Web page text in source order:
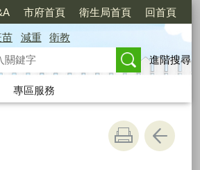
市府首頁 衛生局首頁 回首頁
苗 減重
衛教
進階搜尋
專區服務